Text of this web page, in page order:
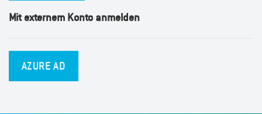
Mit externem Konto anmelden
AZURE AD